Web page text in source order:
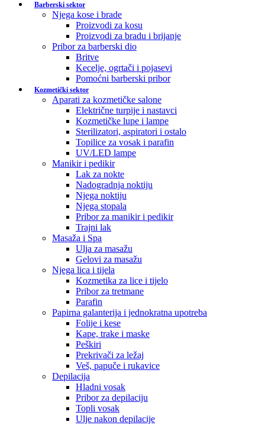
Barberski sektor
Njega kose i brade
Proizvodi za kosu
Proizvodi za bradu i brijanje
Pribor za barberski dio
Britve
Kecelje, ogrtači i pojasevi
Pomoćni barberski pribor
Kozmetički sektor
Aparati za kozmetičke salone
Električne turpije i nastavci
Kozmetičke lupe i lampe
Sterilizatori, aspiratori i ostalo
Topilice za vosak i parafin
UV/LED lampe
Manikir i pedikir
Lak za nokte
Nadogradnja noktiju
Njega noktiju
Njega stopala
Pribor za manikir i pedikir
Trajni lak
Masaža i Spa
Ulja za masažu
Gelovi za masažu
Njega lica i tijela
Kozmetika za lice i tijelo
Pribor za tretmane
Parafin
Papirna galanterija i jednokratna upotreba
Folije i kese
Kape, trake i maske
Peškiri
Prekrivači za ležaj
Veš, papuče i rukavice
Depilacija
Hladni vosak
Pribor za depilaciju
Topli vosak
Ulje nakon depilacije